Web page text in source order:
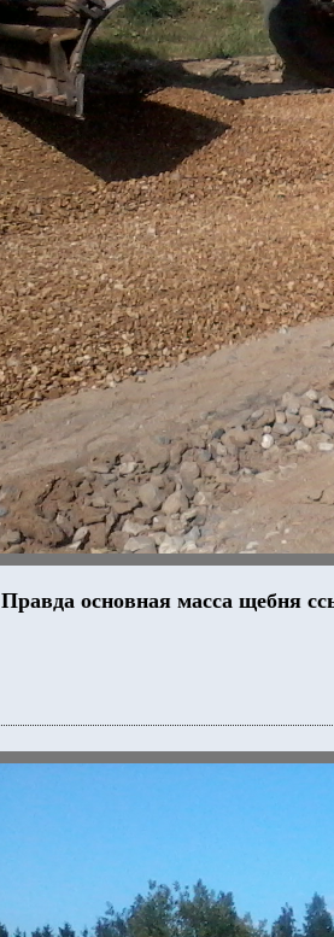
Правда основная масса щебня